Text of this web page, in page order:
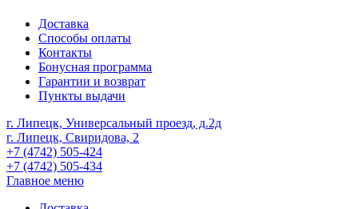
Доставка
Способы оплаты
Контакты
Бонусная программа
Гарантии и возврат
Пункты выдачи
г. Липецк, Универсальный проезд, д.2д
г. Липецк, Свиридова, 2
+7 (4742) 505-424
+7 (4742) 505-434
Главное меню